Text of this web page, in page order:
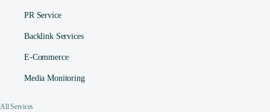
PR Service
Backlink Services
E-Commerce
Media Monitoring
All Services